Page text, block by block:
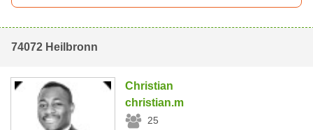
74072 Heilbronn
Christian
christian.m
25